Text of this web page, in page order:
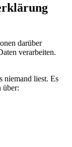
darüber
verarbeiten.
niemand liest. Es
über: